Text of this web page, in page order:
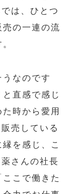
は、ひとつ
の一連の流
なのです
直感で感じ
時から愛用
販売している
を感じ、こ
さんの社長
こで働きた